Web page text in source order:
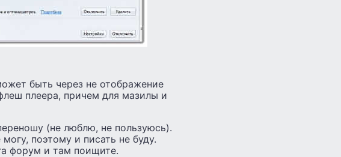
быть через не отображение
плеера, причем для мазилы и
(не люблю, не пользуюсь).
поэтому и писать не буду.
форум и там поищите.